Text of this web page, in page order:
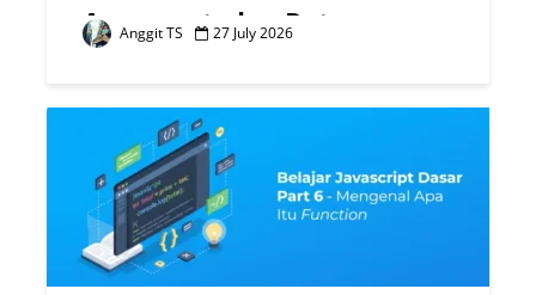
Argument, dan Return
Value
Anggit TS 27 July 2026